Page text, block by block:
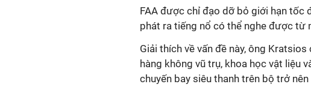
FAA được chỉ đạo dỡ bỏ giới hạn tốc
phát ra tiếng nổ có thể nghe được từ
Giải thích về vấn đề này, ông
hàng không vũ trụ, khoa học vật liệu
chuyến bay siêu thanh trên bộ trở